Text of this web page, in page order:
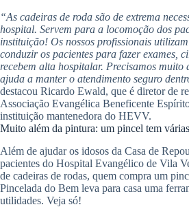
“As cadeiras de roda são de extrema
hospital. Servem para a locomoção dos
instituição! Os nossos profissionais
conduzir os pacientes para fazer exames,
recebem alta hospitalar. Precisamos muito
ajuda a manter o atendimento seguro
destacou Ricardo Ewald, que é diretor de
Associação Evangélica Beneficente
instituição mantenedora do HEVV.
Muito além da pintura: um pincel tem
Além de ajudar os idosos da Casa de
pacientes do Hospital Evangélico de Vila
de cadeiras de rodas, quem compra um
Pincelada do Bem leva para casa uma
utilidades. Veja só!